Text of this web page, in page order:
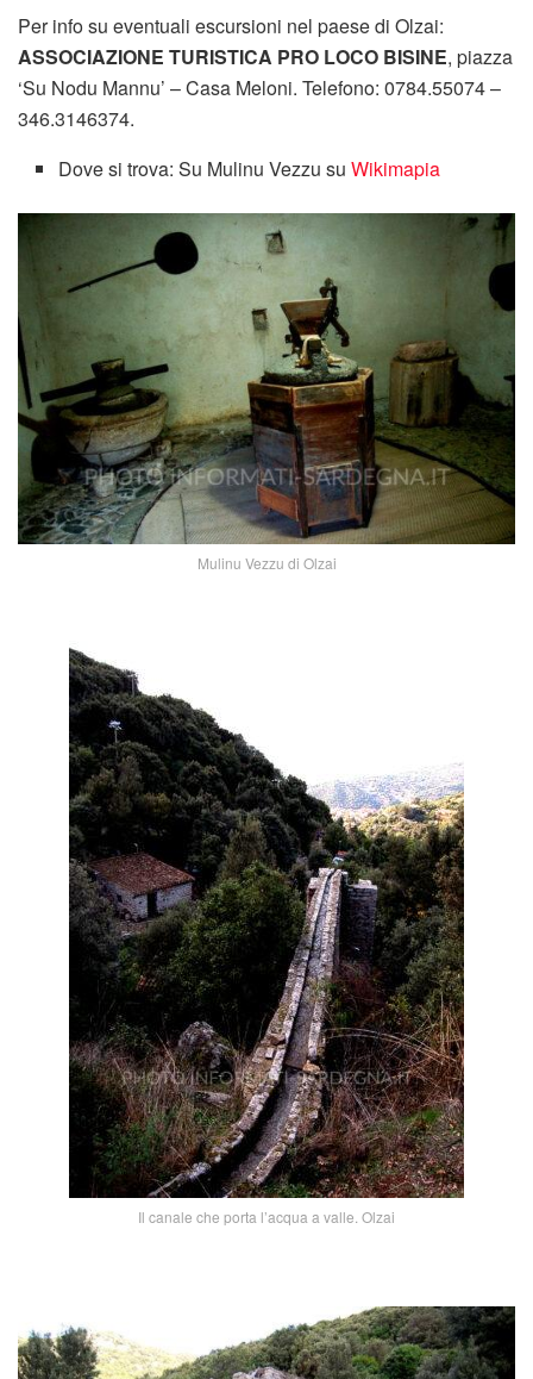
Per info su eventuali escursioni nel paese di Olzai:
ASSOCIAZIONE TURISTICA PRO LOCO BISINE, piazza
‘Su Nodu Mannu’ – Casa Meloni. Telefono: 0784.55074 –
346.3146374.
Dove si trova: Su Mulinu Vezzu suWikimapia
Mulinu Vezzu di Olzai
Il canale che porta l’acqua a valle. Olzai